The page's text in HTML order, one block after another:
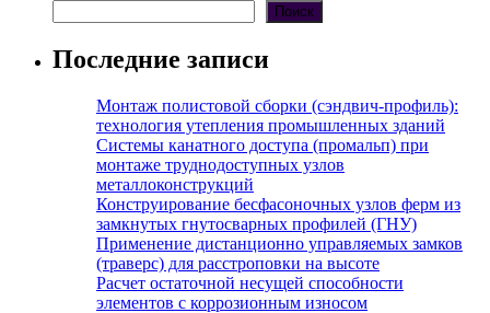
Поиск
Последние записи
Монтаж полистовой сборки (сэндвич-профиль):
технология утепления промышленных зданий
Системы канатного доступа (промальп) при
монтаже труднодоступных узлов
металлоконструкций
Конструирование бесфасоночных узлов ферм из
замкнутых гнутосварных профилей (ГНУ)
Применение дистанционно управляемых замков
(траверс) для расстроповки на высоте
Расчет остаточной несущей способности
элементов с коррозионным износом